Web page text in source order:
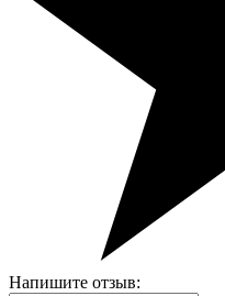
Напишите отзыв: